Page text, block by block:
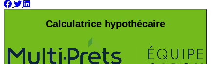
Calculatrice hypothécaire